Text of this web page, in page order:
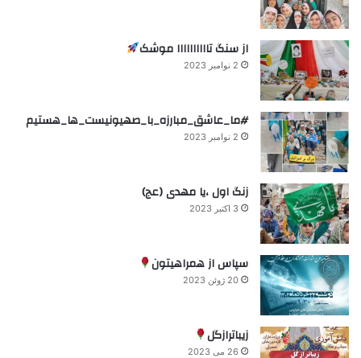
از سنگ تاااااااااا موشک
2 نوامبر 2023
#ما_عاشق_مبارزه_با_صهیونیست_ها_هستیم
2 نوامبر 2023
زنگ اول ،یا مهدی (عج)
3 اکتبر 2023
سپاس از همراهیتون
20 ژوئن 2023
زیباترازگل
26 می 2023